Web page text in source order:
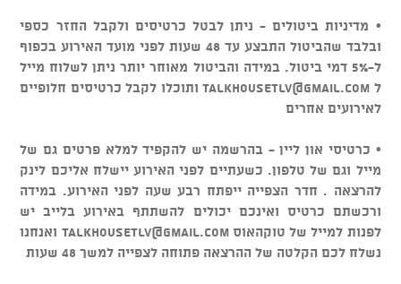
• מדיניות ביטולים - ניתן לבטל כרטיסים ולקבל החזר כספי
ובלבד שהביטול התבצע עד 48 שעות לפני מועד האירוע בכפוף
ל-5% דמי ביטול. במידה והביטול מאוחר יותר ניתן לשלוח מייל
ל talkhousetlv@gmail.comותוכלו לקבל כרטיסים חלופיים
לאירועים אחרים
• כרטיסי און ליין - בהרשמה יש להקפיד למלא פרטים גם של
מייל וגם של טלפון. כשעתיים לפני האירוע יישלח אליכם לינק
להרצאה . חדר הצפייה ייפתח רבע שעה לפני האירוע. במידה
ורכשתם כרטיס ואינכם יכולים להשתתף באירוע בלייב יש
לפנות למייל של טוקהאוסtalkhousetlv@gmail.com ואנחנו
נשלח לכם הקלטה של ההרצאה פתוחה לצפייה למשך 48 שעות